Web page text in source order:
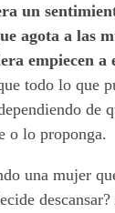
un
agota a las
empiecen a
todo lo que
de
o lo proponga.
una mujer